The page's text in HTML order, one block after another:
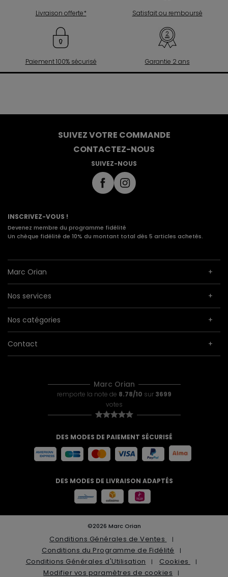
Livraison offerte* Satisfait ou remboursé
Paiement 100% sécurisé Garantie 2 ans
SUIVEZ VOTRE COMMANDE
CONTACTEZ-NOUS
SUIVEZ-NOUS
INSCRIVEZ-VOUS !
Devenez membre du programme fidélité
Un chèque fidélité de 10% du montant total dès 5 articles achetés.
Marc Orian
Nos services
Nos catégories
Contact
Marc Orian
remporte la note de 8.78/10 sur 3699
votes
DES MODES DE PAIEMENT SÉCURISÉ
DES MODES DE LIVRAISON ADAPTÉS
©2026 Marc Orian
Conditions Générales de Ventes
Conditions du Programme de Fidélité
Conditions Générales d'Utilisation
Cookies
Modifier vos paramètres de cookies